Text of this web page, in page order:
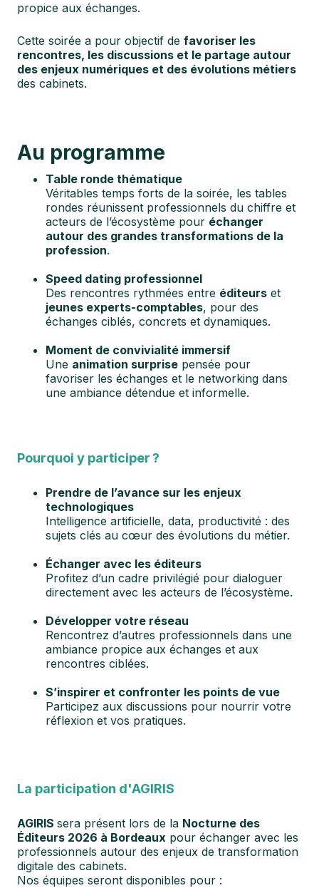
propice aux échanges.
Cette soirée a pour objectif de favoriser les
rencontres, les discussions et le partage autour
des enjeux numériques et des évolutions métiers
des cabinets.
Au programme
Table ronde thématique
Véritables temps forts de la soirée, les tables
rondes réunissent professionnels du chiffre et
acteurs de l’écosystème pour échanger
autour des grandes transformations de la
profession.
Speed dating professionnel
Des rencontres rythmées entre éditeurs et
jeunes experts-comptables, pour des
échanges ciblés, concrets et dynamiques.
Moment de convivialité immersif
Une animation surprise pensée pour
favoriser les échanges et le networking dans
une ambiance détendue et informelle.
Pourquoi y participer?
Prendre de l’avance sur les enjeux
technologiques
Intelligence artificielle, data, productivité : des
sujets clés au cœur des évolutions du métier.
Échanger avec les éditeurs
Profitez d’un cadre privilégié pour dialoguer
directement avec les acteurs de l’écosystème.
Développer votre réseau
Rencontrez d’autres professionnels dans une
ambiance propice aux échanges et aux
rencontres ciblées.
S’inspirer et confronter les points de vue
Participez aux discussions pour nourrir votre
réflexion et vos pratiques.
La participation d'AGIRIS
AGIRIS sera présent lors de la Nocturne des
Éditeurs 2026 à Bordeaux pour échanger avec les
professionnels autour des enjeux de transformation
digitale des cabinets.
Nos équipes seront disponibles pour :